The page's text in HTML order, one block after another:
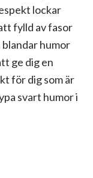
lockar
fylld av fasor
humor
ge dig en
för dig som är
svart humor i